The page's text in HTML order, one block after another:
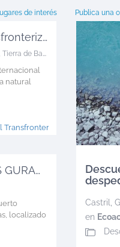
de interés
Parque Natural Transfronterizo Tajo ...
Tierra de Badajoz
natural
Transfronterizo Tajo >
MARINA LAS DUNAS GURADAMAR
localizado
Publica una
Castril
en